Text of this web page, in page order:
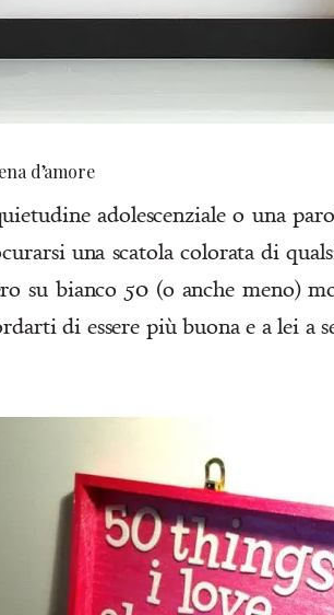
d’amore
adolescenziale o una
una scatola colorata di
su bianco 50 (o anche meno)
di essere più buona e a lei